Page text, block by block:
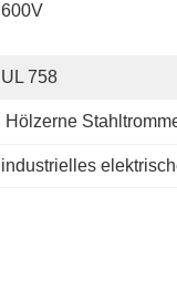
600V
UL 758
Hölzerne
industrielles